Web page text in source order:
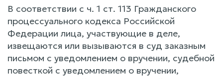
В соответствии с ч. 1 ст. 113 Гражданского
процессуального кодекса Российской
Федерации лица, участвующие в деле,
извещаются или вызываются в суд заказным
письмом с уведомлением о вручении, судебной
повесткой с уведомлением о вручении,